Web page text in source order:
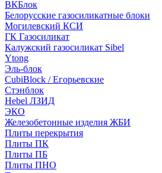
ВКБлок
Белорусские газосиликатные блоки
Могилевский КСИ
ГК Газосиликат
Калужский газосиликат Sibel
Ytong
Эль-блок
CubiBlock / Егорьевские
Стэнблок
Hebel ЛЗИД
ЭКО
Железобетонные изделия ЖБИ
Плиты перекрытия
Плиты ПК
Плиты ПБ
Плиты ПНО